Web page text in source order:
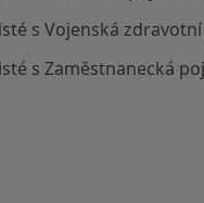
s Vojenská
s Zaměstnanecká